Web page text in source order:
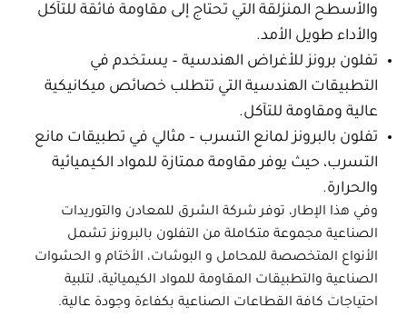
والأسطح المنزلقة التي تحتاج إلى مقاومة فائقة للتآكل
والأداء طويل الأمد.
تفلون برونز للأغراض الهندسية – يستخدم في
التطبيقات الهندسية التي تتطلب خصائص ميكانيكية
عالية ومقاومة للتآكل.
تفلون بالبرونز لمانع التسرب – مثالي في تطبيقات مانع
التسرب، حيث يوفر مقاومة ممتازة للمواد الكيميائية
والحرارة.
وفي هذا الإطار، توفرشركة الشرق للمعادن والتوريدات
الصناعية مجموعة متكاملة من التفلون بالبرونز تشمل
الأنواع المتخصصة للمحامل و البوشات، الأختام و الحشوات
الصناعية والتطبيقات المقاومة للمواد الكيميائية، لتلبية
احتياجات كافة القطاعات الصناعية بكفاءة وجودة عالية.